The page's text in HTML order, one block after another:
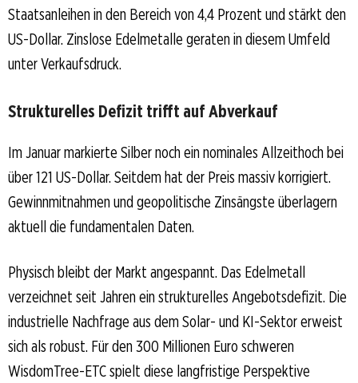
Staatsanleihen in den Bereich von 4,4 Prozent und stärkt den
US-Dollar. Zinslose Edelmetalle geraten in diesem Umfeld
unter Verkaufsdruck.
Strukturelles Defizit trifft auf Abverkauf
Im Januar markierte Silber noch ein nominales Allzeithoch bei
über 121 US-Dollar. Seitdem hat der Preis massiv korrigiert.
Gewinnmitnahmen und geopolitische Zinsängste überlagern
aktuell die fundamentalen Daten.
Physisch bleibt der Markt angespannt. Das Edelmetall
verzeichnet seit Jahren ein strukturelles Angebotsdefizit. Die
industrielle Nachfrage aus dem Solar- und KI-Sektor erweist
sich als robust. Für den 300 Millionen Euro schweren
WisdomTree-ETC spielt diese langfristige Perspektive